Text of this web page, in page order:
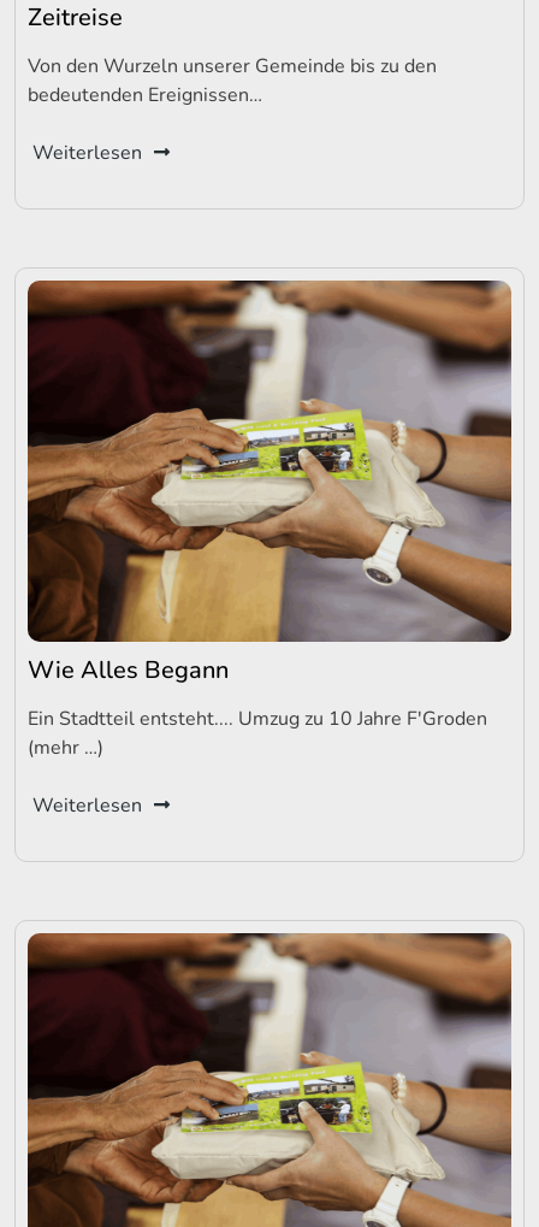
Zeitreise
Von den Wurzeln unserer Gemeinde bis zu den
bedeutenden Ereignissen…
Weiterlesen
Wie Alles Begann
Ein Stadtteil entsteht.... Umzug zu 10 Jahre F'Groden
(mehr …)
Weiterlesen